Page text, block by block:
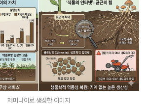
제미나이로 생성한 이미지